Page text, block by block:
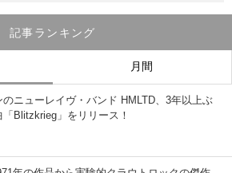
記事ランキング
月間
のニューレイヴ・バンド HMLTD、3年以上ぶ
「Blitzkrieg」をリリース！